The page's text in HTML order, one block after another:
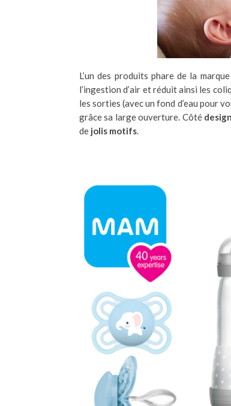
L’un des produits phare de la
l’ingestion d’air et réduit ainsi les
les sorties (avec un fond d’eau pour
grâce sa large ouverture. Côté design
de jolis motifs.